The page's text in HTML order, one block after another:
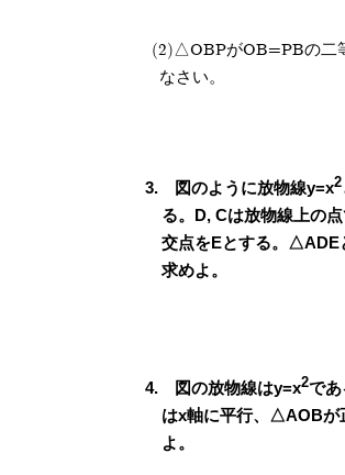
△OBPがOB=PBの二
なさい。
図のように放物線y=x2
る。D, Cは放物線上の
交点をEとする。△ADE
求めよ。
図の放物線はy=x2で
はx軸に平行、△AOBが
よ。